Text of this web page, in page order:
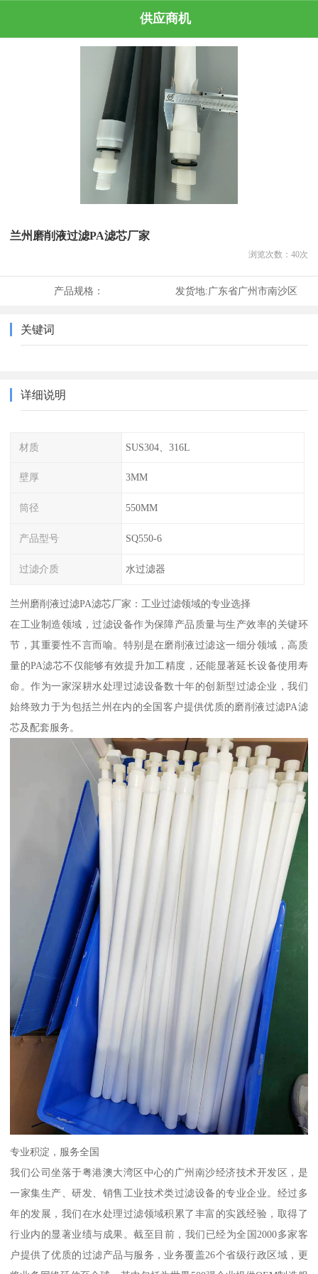
供应商机
兰州磨削液过滤PA滤芯厂家
浏览次数： 40次
产品规格： 发货地:广东省广州市南沙区
关键词
详细说明
材质 SUS304、316L
壁厚 3MM
筒径 550MM
产品型号 SQ550-6
过滤介质 水过滤器
兰州磨削液过滤PA滤芯厂家：工业过滤领域的专业选择
在工业制造领域，过滤设备作为保障产品质量与生产效率的关键环
节，其重要性不言而喻。特别是在磨削液过滤这一细分领域，高质
量的PA滤芯不仅能够有效提升加工精度，还能显著延长设备使用寿
命。作为一家深耕水处理过滤设备数十年的创新型过滤企业，我们
始终致力于为包括兰州在内的全国客户提供优质的磨削液过滤PA滤
芯及配套服务。
专业积淀，服务全国
我们公司坐落于粤港澳大湾区中心的广州南沙经济技术开发区，是
一家集生产、研发、销售工业技术类过滤设备的专业企业。经过多
年的发展，我们在水处理过滤领域积累了丰富的实践经验，取得了
行业内的显著业绩与成果。截至目前，我们已经为全国2000多家客
户提供了优质的过滤产品与服务，业务覆盖26个省级行政区域，更